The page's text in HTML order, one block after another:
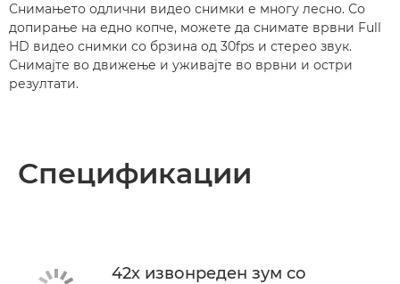
Снимањето одлични видео снимки е многу лесно. Со
допирање на едно копче, можете да снимате врвни Full
HD видео снимки со брзина од 30fps и стерео звук.
Снимајте во движење и уживајте во врвни и остри
резултати.
Спецификации
42x извонреден зум со